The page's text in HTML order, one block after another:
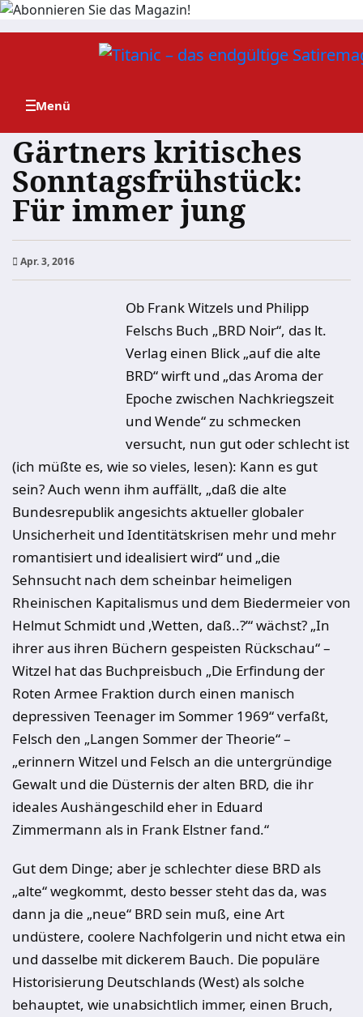
Zum
Gärtners kritisches
Sonntagsfrühstück:
Für immer jung
Apr. 3, 2016
Ob Frank Witzels und Philipp
Felschs Buch „BRD Noir“, das lt.
Verlag einen Blick „auf die alte
BRD“ wirft und „das Aroma der
Epoche zwischen Nachkriegszeit
und Wende“ zu schmecken
versucht, nun gut oder schlecht ist
(ich müßte es, wie so vieles, lesen): Kann es gut
sein? Auch wenn ihm auffällt, „daß die alte
Bundesrepublik angesichts aktueller globaler
Unsicherheit und Identitätskrisen mehr und mehr
romantisiert und idealisiert wird“ und „die
Sehnsucht nach dem scheinbar heimeligen
Rheinischen Kapitalismus und dem Biedermeier von
Helmut Schmidt und ,Wetten, daß..?’“ wächst? „In
ihrer aus ihren Büchern gespeisten Rückschau“ –
Witzel hat das Buchpreisbuch „Die Erfindung der
Roten Armee Fraktion durch einen manisch
depressiven Teenager im Sommer 1969“ verfaßt,
Felsch den „Langen Sommer der Theorie“ –
„erinnern Witzel und Felsch an die untergründige
Gewalt und die Düsternis der alten BRD, die ihr
ideales Aushängeschild eher in Eduard
Zimmermann als in Frank Elstner fand.“
Gut dem Dinge; aber je schlechter diese BRD als
„alte“ wegkommt, desto besser steht das da, was
dann ja die „neue“ BRD sein muß, eine Art
undüstere, coolere Nachfolgerin und nicht etwa ein
und dasselbe mit dickerem Bauch. Die populäre
Historisierung Deutschlands (West) als solche
behauptet, wie unabsichtlich immer, einen Bruch,